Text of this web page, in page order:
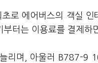
로 에어버스의 객실 인
터는 이용료를 결제하
리며, 아울러 B787-